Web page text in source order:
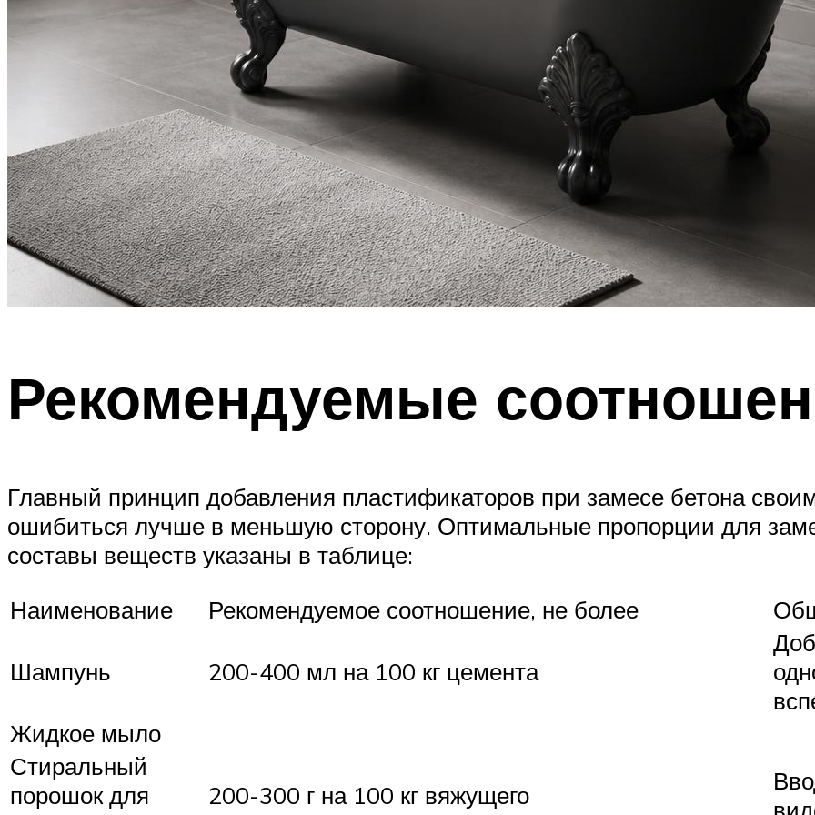
Рекомендуемые
Главный принцип добавления пластификаторов при замесе бетона
ошибиться лучше в меньшую сторону. Оптимальные пропорции для
составы веществ указаны в таблице:
Наименование
Рекомендуемое соотношение, не более
Шампунь 200-400 мл на 100 кг цемента
Жидкое мыло
Стиральный
порошок для
200-300 г на 100 кг вяжущего